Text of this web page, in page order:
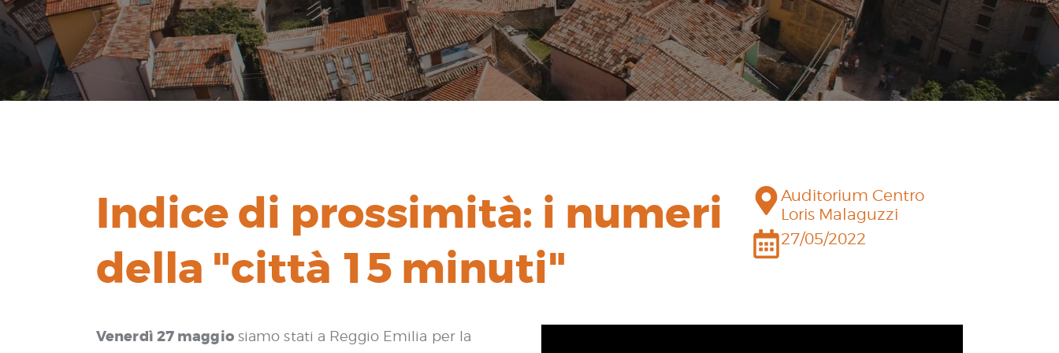
Indice di prossimità: i numeri
della "città 15 minuti"
Auditorium Centro
Loris Malaguzzi
27/05/2022
Venerdì 27 maggiosiamo stati a Reggio Emilia per la